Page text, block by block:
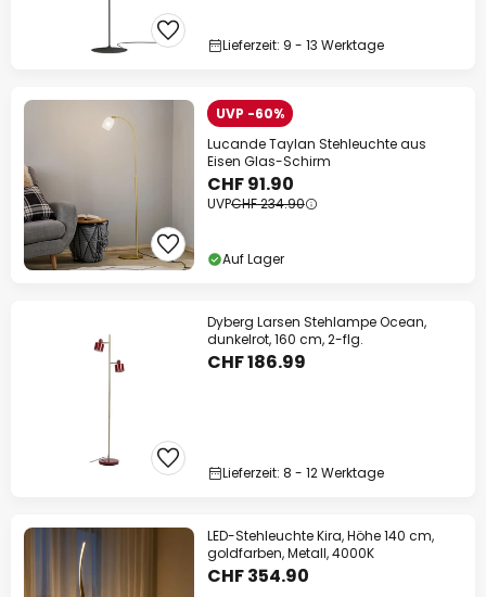
Lieferzeit: 9 - 13 Werktage
UVP -60%
Lucande Taylan Stehleuchte aus
Eisen Glas-Schirm
CHF 91.90
UVPCHF 234.90
Auf Lager
Dyberg Larsen Stehlampe Ocean,
dunkelrot, 160 cm, 2-flg.
CHF 186.99
Lieferzeit: 8 - 12 Werktage
LED-Stehleuchte Kira, Höhe 140 cm,
goldfarben, Metall, 4000K
CHF 354.90